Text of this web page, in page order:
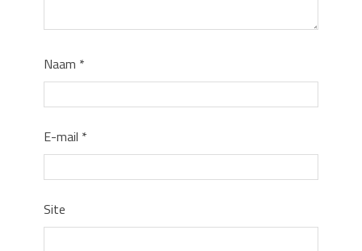
Naam *
E-mail *
Site